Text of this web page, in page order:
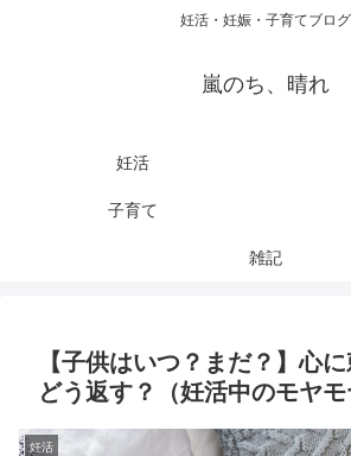
妊活・妊娠・子育てブログ
嵐のち、晴れ
妊活
子育て
雑記
【子供はいつ？まだ？】心に
どう返す？（妊活中のモヤモ
妊活